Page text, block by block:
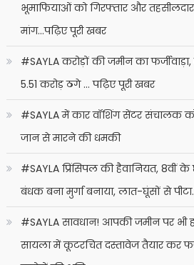
भूमाफियाओं को गिरफ्तार और
मांग…पढ़िए पूरी खबर
#SAYLA करोड़ों की जमीन का
5.51 करोड़ ठगे … पढ़िए पूरी खबर
#SAYLA में कार वॉशिंग सेंटर संचालक
जान से मारने की धमकी
#SAYLA प्रिंसिपल की हैवानियत, 8वीं
बंधक बना मुर्गा बनाया, लात-घूंसों से
#SAYLA सावधान! आपकी जमीन पर भी
सायला में कूटरचित दस्तावेज तैयार कर